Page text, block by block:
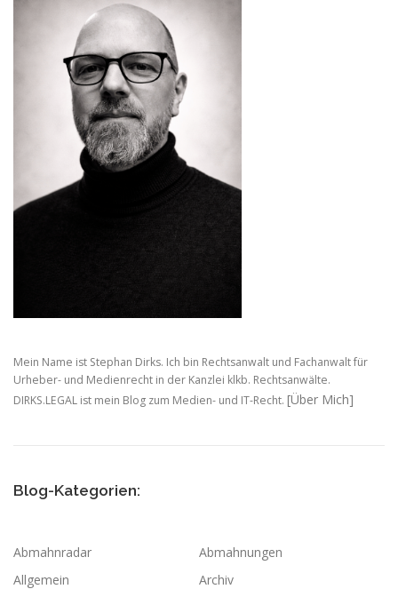
Mein Name ist Stephan Dirks. Ich bin Rechtsanwalt und Fachanwalt für
Urheber- und Medienrecht in der Kanzlei klkb. Rechtsanwälte.
DIRKS.LEGAL ist mein Blog zum Medien- und IT-Recht. [Über Mich]
Blog-Kategorien:
Abmahnradar
Abmahnungen
Allgemein
Archiv